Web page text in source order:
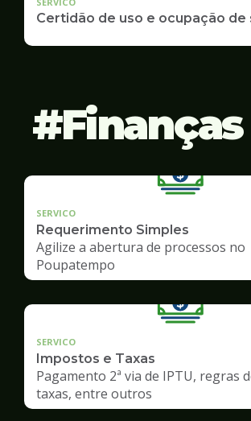
Certidão de uso e ocupação de
Finanças
SERVICO
Requerimento Simples
Agilize a abertura de processos no
Poupatempo
SERVICO
Impostos e Taxas
Pagamento 2ª via de IPTU, regras
taxas, entre outros